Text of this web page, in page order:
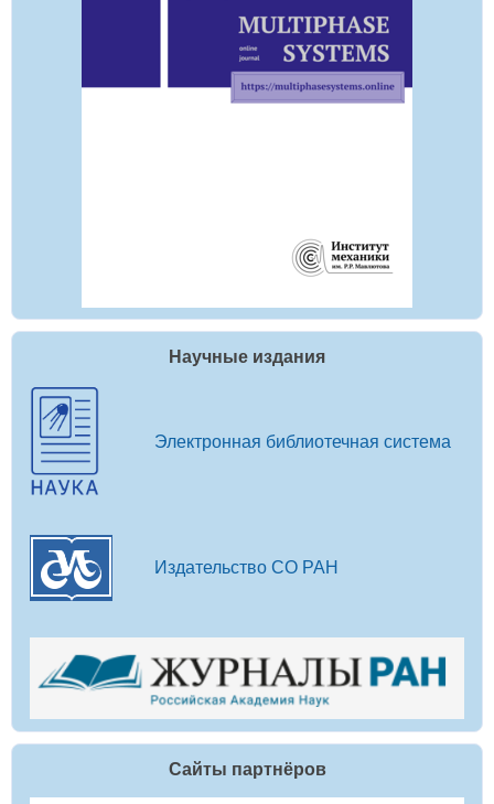
Научные издания
Электронная библиотечная система
Издательство СО РАН
Сайты партнёров